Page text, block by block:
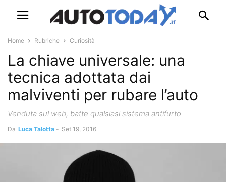
Home Rubriche Curiosità
La chiave universale: una
tecnica adottata dai
malviventi per rubare l’auto
Venduta sul web, batte qualsiasi sistema antifurto
Da Luca Talotta - Set 19, 2016